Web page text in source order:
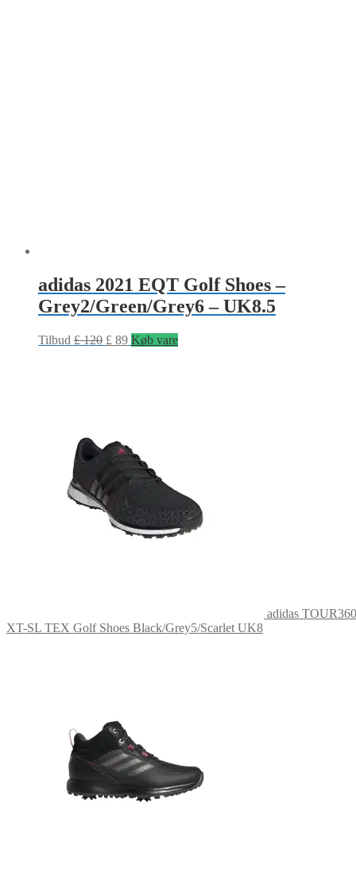
adidas 2021 EQT Golf Shoes –
Grey2/Green/Grey6 – UK8.5
Tilbud £120 £ 89 Køb vare
adidas TOUR360
XT-SL TEX Golf Shoes Black/Grey5/Scarlet UK8